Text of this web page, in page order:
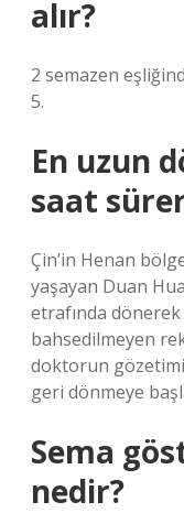
alır?
2 semazen
5.
En uzun
saat
Çin’in Henan
yaşayan Duan
etrafında
bahsedilmeyen
doktorun
geri dönmeye
Sema
nedir?